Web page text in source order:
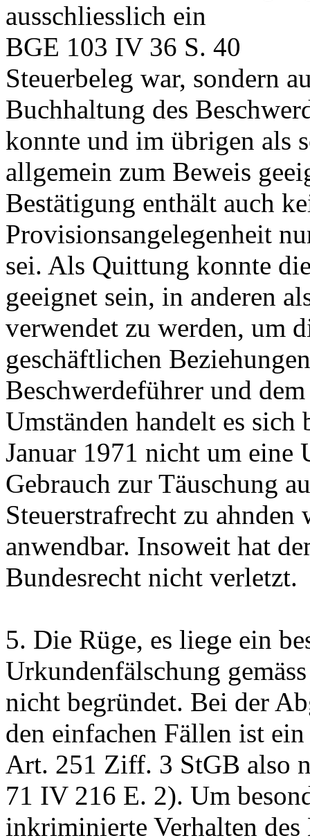
ausschliesslich ein
BGE 103 IV 36 S. 40
Steuerbeleg war, sondern
Buchhaltung des
konnte und im übrigen als
allgemein zum Beweis
Bestätigung enthält auch
Provisionsangelegenheit
sei. Als Quittung konnte
geeignet sein, in anderen
verwendet zu werden, um
geschäftlichen
Beschwerdeführer und
Umständen handelt es
Januar 1971 nicht um eine
Gebrauch zur Täuschung
Steuerstrafrecht zu
anwendbar. Insoweit hat
Bundesrecht nicht verletzt.
5. Die Rüge, es liege ein
Urkundenfälschung
nicht begründet. Bei der
den einfachen Fällen ist
Art. 251 Ziff. 3 StGB also
71 IV 216 E. 2). Um
inkriminierte Verhalten